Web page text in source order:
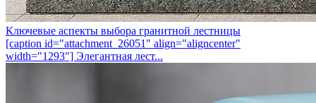
Ключевые аспекты выбора гранитной лестницы
[caption id="attachment_26051" align="aligncenter"
width="1293"] Элегантная лест...